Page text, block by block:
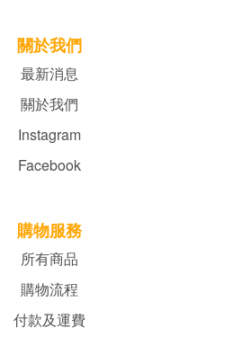
關於我們
最新消息
關於我們
Instagram
Facebook
購物服務
所有商品
購物流程
付款及運費